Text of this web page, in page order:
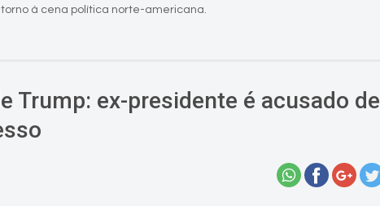
à cena política norte-americana.
Trump: ex-presidente é acusado de